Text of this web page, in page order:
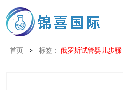
首页 > 标签： 俄罗斯试管婴儿步骤